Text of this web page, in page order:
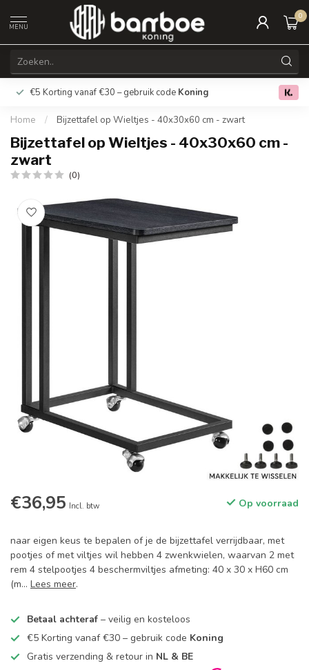
MENU
0
€5 Korting vanaf €30 – gebruik code Koning Gratis
Home / Bijzettafel op Wieltjes - 40x30x60 cm - zwart
Bijzettafel op Wieltjes - 40x30x60 cm -
zwart
(0)
€36,95 Incl. btw Op voorraad
naar eigen keus te bepalen of je de bijzettafel verrijdbaar, met
pootjes of met viltjes wil hebben 4 zwenkwielen, waarvan 2 met
rem 4 stelpootjes 4 beschermviltjes afmeting: 40 x 30 x H60 cm
(m... Lees meer.
Betaal achteraf – veilig en kosteloos
€5 Korting vanaf €30 – gebruik code Koning
Gratis verzending & retour in NL & BE